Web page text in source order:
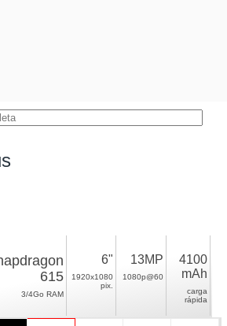
615
3/4Go RAM
6"
1920x1080
pix.
13MP
1080p@60
4100
mAh
carga
rápida